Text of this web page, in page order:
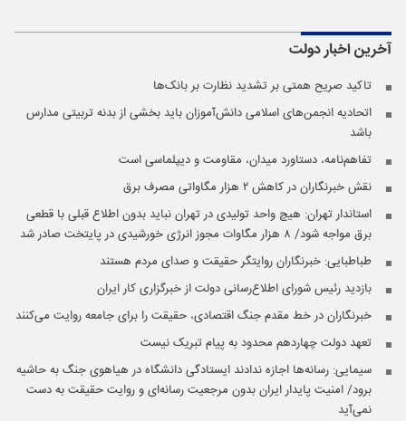
آخرین اخباردولت
تاکید صریح همتی بر تشدید نظارت بر بانک‌ها
اتحادیه انجمن‌های اسلامی دانش‌آموزان باید بخشی از بدنه تربیتی مدارس
باشد
تفاهم‌نامه، دستاورد میدان، مقاومت و دیپلماسی است
نقش خبرنگاران در کاهش ۲ هزار مگاواتی مصرف برق
استاندار تهران: هیچ واحد تولیدی در تهران نباید بدون اطلاع قبلی با قطعی
برق مواجه شود/ ۸ هزار مگاوات مجوز انرژی خورشیدی در پایتخت صادر شد
طباطبایی: خبرنگاران روایتگر حقیقت و صدای مردم هستند
بازدید رئیس شورای اطلاع‌رسانی دولت از خبرگزاری کار ایران
خبرنگاران در خط مقدم جنگ اقتصادی، حقیقت را برای جامعه روایت می‌کنند
تعهد دولت چهاردهم محدود به پیام تبریک نیست
سیمایی: رسانه‌ها اجازه ندادند ایستادگی دانشگاه در هیاهوی جنگ به حاشیه
برود/ امنیت پایدار ایران بدون مرجعیت رسانه‌ای و روایت حقیقت به دست
نمی‌آید